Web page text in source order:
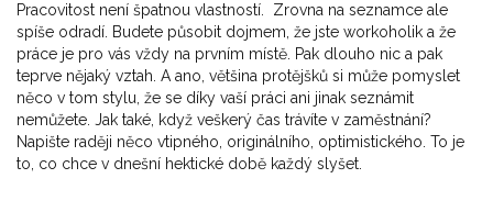
Pracovitost není špatnou vlastností. Zrovna na seznamce ale
spíše odradí. Budete působit dojmem, že jste workoholik a že
práce je pro vás vždy na prvním místě. Pak dlouho nic a pak
teprve nějaký vztah. A ano, většina protějšků si může pomyslet
něco v tom stylu, že se díky vaší práci ani jinak seznámit
nemůžete. Jak také, když veškerý čas trávíte v zaměstnání?
Napište raději něco vtipného, originálního, optimistického. To je
to, co chce v dnešní hektické době každý slyšet.